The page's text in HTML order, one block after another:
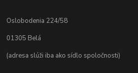
Oslobodenia 224/58
01305 Belá
(adresa slúži iba ako sídlo spoločnosti)